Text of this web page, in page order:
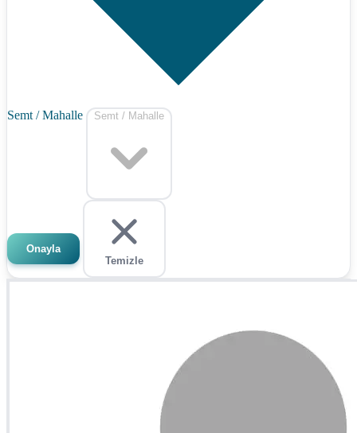
Semt / Mahalle Semt / Mahalle
Onayla
Temizle